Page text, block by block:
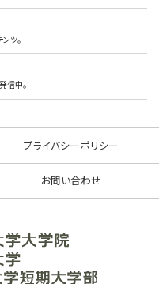
ツ。
信中。
プライバシーポリシー
お問い合わせ